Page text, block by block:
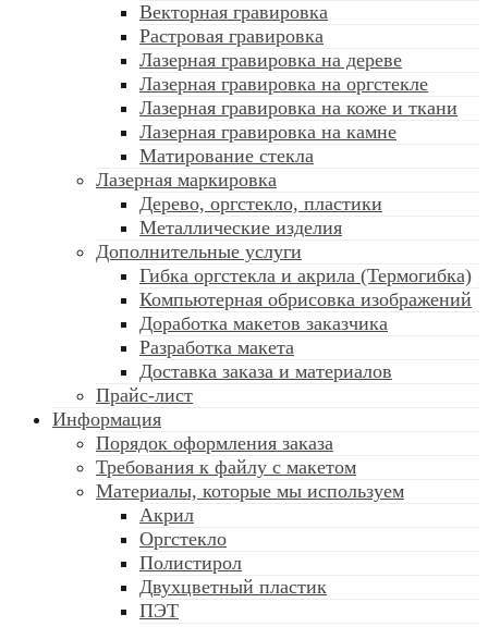
Векторная гравировка
Растровая гравировка
Лазерная гравировка на дереве
Лазерная гравировка на оргстекле
Лазерная гравировка на коже и ткани
Лазерная гравировка на камне
Матирование стекла
Лазерная маркировка
Дерево, оргстекло, пластики
Металлические изделия
Дополнительные услуги
Гибка оргстекла и акрила (Термогибка)
Компьютерная обрисовка изображений
Доработка макетов заказчика
Разработка макета
Доставка заказа и материалов
Прайс-лист
Информация
Порядок оформления заказа
Требования к файлу c макетом
Материалы, которые мы используем
Акрил
Оргстекло
Полистирол
Двухцветный пластик
ПЭТ